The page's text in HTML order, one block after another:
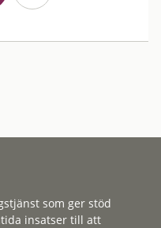
som ger stöd
insatser till att